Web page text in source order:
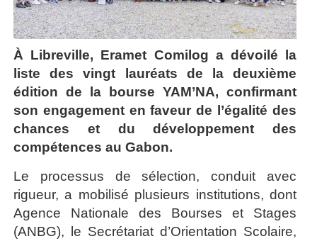
À Libreville, Eramet Comilog a dévoilé la
liste des vingt lauréats de la deuxième
édition de la bourse YAM’NA, confirmant
son engagement en faveur de l’égalité des
chances et du développement des
compétences au Gabon.
Le processus de sélection, conduit avec
rigueur, a mobilisé plusieurs institutions, dont
Agence Nationale des Bourses et Stages
(ANBG), le Secrétariat d’Orientation Scolaire,